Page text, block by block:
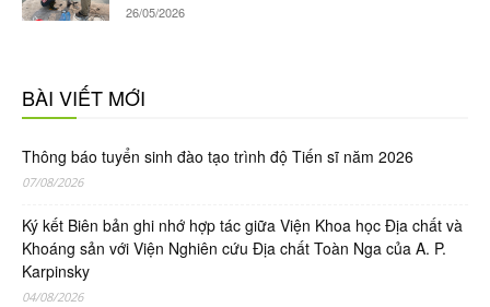
26/05/2026
BÀI VIẾT MỚI
Thông báo tuyển sinh đào tạo trình độ Tiến sĩ năm 2026
07/08/2026
Ký kết Biên bản ghi nhớ hợp tác giữa Viện Khoa học Địa chất và
Khoáng sản với Viện Nghiên cứu Địa chất Toàn Nga của A. P.
Karpinsky
04/08/2026